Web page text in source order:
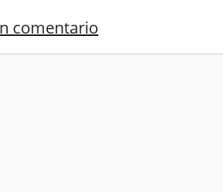
comentario